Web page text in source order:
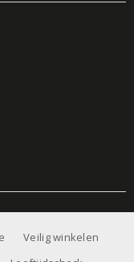
Veilig winkelen